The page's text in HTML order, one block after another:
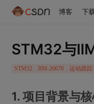
博客 下
STM32与
STM32 IIM-20670 运动跟踪
1. 项目背景与